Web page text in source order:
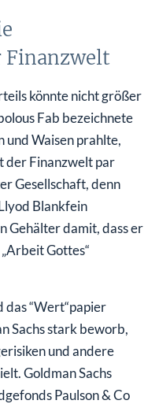
Finanzwelt
könnte nicht größer
Fab bezeichnete
und Waisen prahlte,
der Finanzwelt par
Gesellschaft, denn
Blankfein
Gehälter damit, dass er
Gottes“
das “Wert“papier
Sachs stark beworb,
und andere
Goldman Sachs
Paulson & Co